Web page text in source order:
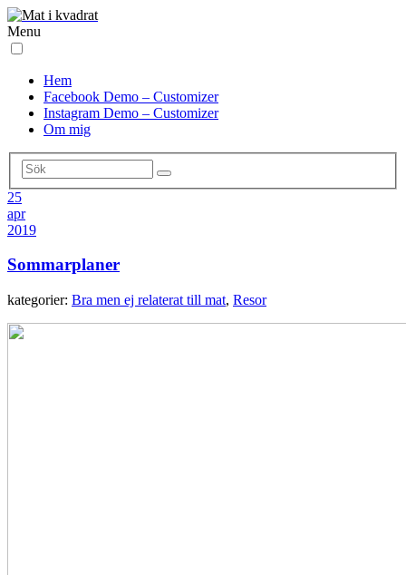
Menu
Hem
Facebook Demo – Customizer
Instagram Demo – Customizer
Om mig
25
apr
2019
Sommarplaner
kategorier: Bra men ej relaterat till mat, Resor